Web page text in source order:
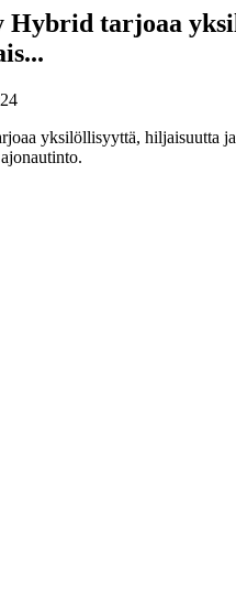
tarjoaa
yksilöllisyyttä, hiljaisuutta